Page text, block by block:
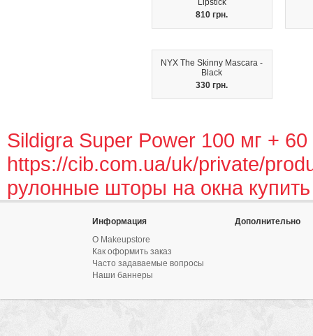
810 грн.
NYX The Skinny Mascara -
Black
330 грн.
Sildigra Super Power 100 мг +
https://cib.com.ua/uk/private/
рулонные шторы на окна купить
Информация
О Makeupstore
Как оформить заказ
Часто задаваемые вопросы
Наши баннеры
Дополнительно